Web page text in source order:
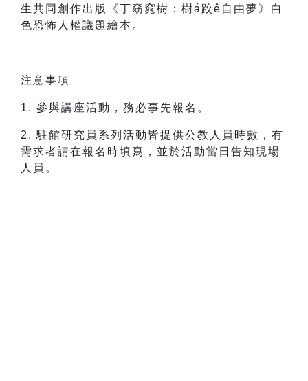
生共同創作出版《丁窈窕樹：樹á跤ê自由夢》白
色恐怖人權議題繪本。
注意事項
1. 參與講座活動，務必事先報名。
2. 駐館研究員系列活動皆提供公教人員時數，有
需求者請在報名時填寫，並於活動當日告知現場
人員。